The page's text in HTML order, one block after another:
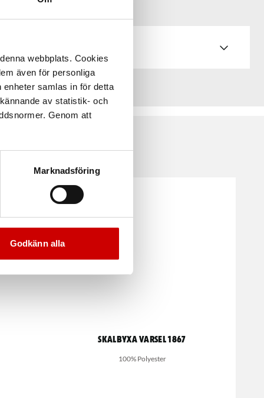
webbplats. Cookies
även för personliga
samlas in för detta
av statistik- och
Genom att
Marknadsföring
Godkänn alla
Skalbyxa varsel 1867
100% Polyester